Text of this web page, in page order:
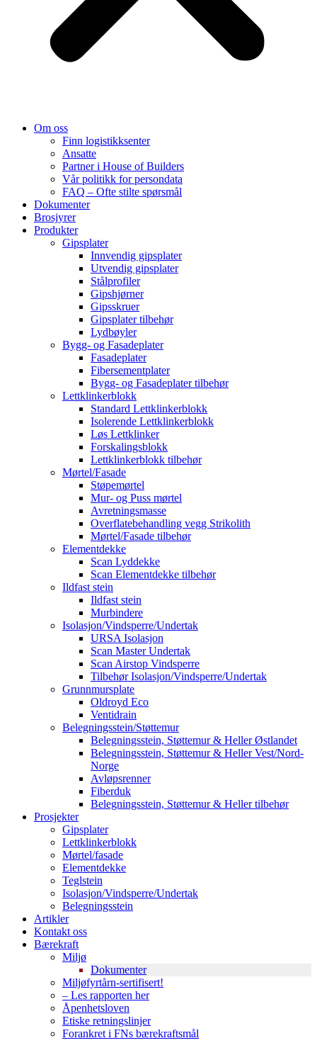
Om oss
Finn logistikksenter
Ansatte
Partner i House of Builders
Vår politikk for persondata
FAQ – Ofte stilte spørsmål
Dokumenter
Brosjyrer
Produkter
Gipsplater
Innvendig gipsplater
Utvendig gipsplater
Stålprofiler
Gipshjørner
Gipsskruer
Gipsplater tilbehør
Lydbøyler
Bygg- og Fasadeplater
Fasadeplater
Fibersementplater
Bygg- og Fasadeplater tilbehør
Lettklinkerblokk
Standard Lettklinkerblokk
Isolerende Lettklinkerblokk
Løs Lettklinker
Forskalingsblokk
Lettklinkerblokk tilbehør
Mørtel/Fasade
Støpemørtel
Mur- og Puss mørtel
Avretningsmasse
Overflatebehandling vegg Strikolith
Mørtel/Fasade tilbehør
Elementdekke
Scan Lyddekke
Scan Elementdekke tilbehør
Ildfast stein
Ildfast stein
Murbindere
Isolasjon/Vindsperre/Undertak
URSA Isolasjon
Scan Master Undertak
Scan Airstop Vindsperre
Tilbehør Isolasjon/Vindsperre/Undertak
Grunnmursplate
Oldroyd Eco
Ventidrain
Belegningsstein/Støttemur
Belegningsstein, Støttemur & Heller Østlandet
Belegningsstein, Støttemur & Heller Vest/Nord-
Norge
Avløpsrenner
Fiberduk
Belegningsstein, Støttemur & Heller tilbehør
Prosjekter
Gipsplater
Lettklinkerblokk
Mørtel/fasade
Elementdekke
Teglstein
Isolasjon/Vindsperre/Undertak
Belegningsstein
Artikler
Kontakt oss
Bærekraft
Miljø
Dokumenter
Miljøfyrtårn-sertifisert!
– Les rapporten her
Åpenhetsloven
Etiske retningslinjer
Forankret i FNs bærekraftsmål